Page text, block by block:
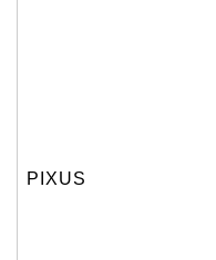
PIXUS